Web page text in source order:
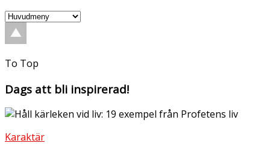
To Top
Dags att bli inspirerad!
Karaktär